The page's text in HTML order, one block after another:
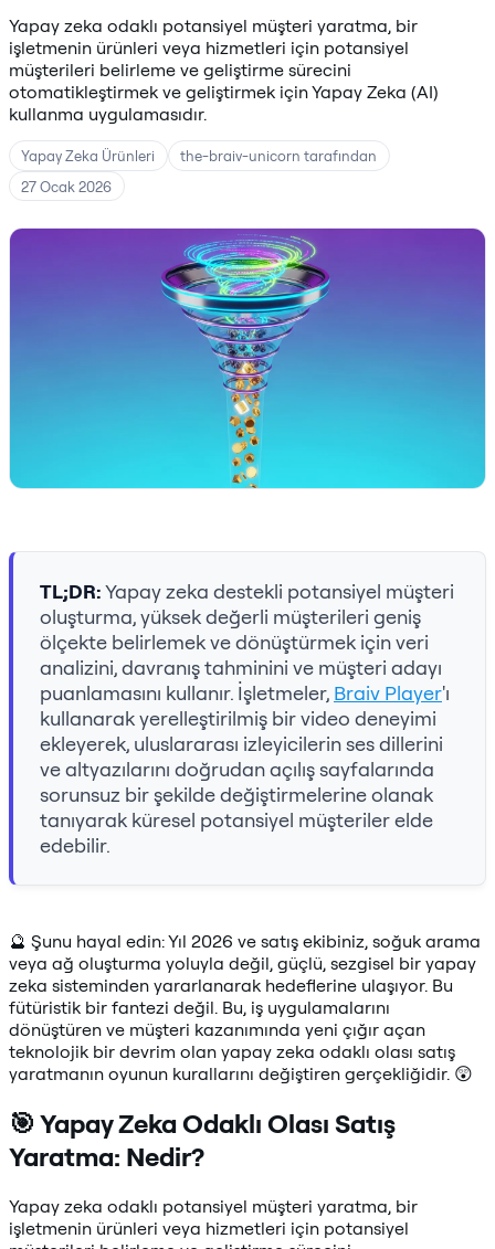
Yapay zeka odaklı potansiyel müşteri yaratma, bir
işletmenin ürünleri veya hizmetleri için potansiyel
müşterileri belirleme ve geliştirme sürecini
otomatikleştirmek ve geliştirmek için Yapay Zeka (AI)
kullanma uygulamasıdır.
Yapay Zeka Ürünleri
the-braiv-unicorn tarafından
27 Ocak 2026
TL;DR:Yapay zeka destekli potansiyel müşteri
oluşturma, yüksek değerli müşterileri geniş
ölçekte belirlemek ve dönüştürmek için veri
analizini, davranış tahminini ve müşteri adayı
puanlamasını kullanır. İşletmeler, Braiv Player'ı
kullanarak yerelleştirilmiş bir video deneyimi
ekleyerek, uluslararası izleyicilerin ses dillerini
ve altyazılarını doğrudan açılış sayfalarında
sorunsuz bir şekilde değiştirmelerine olanak
tanıyarak küresel potansiyel müşteriler elde
edebilir.
🔮 Şunu hayal edin: Yıl 2026 ve satış ekibiniz, soğuk arama
veya ağ oluşturma yoluyla değil, güçlü, sezgisel bir yapay
zeka sisteminden yararlanarak hedeflerine ulaşıyor. Bu
fütüristik bir fantezi değil. Bu, iş uygulamalarını
dönüştüren ve müşteri kazanımında yeni çığır açan
teknolojik bir devrim olan yapay zeka odaklı olası satış
yaratmanın oyunun kurallarını değiştiren gerçekliğidir. 😲
🎯 Yapay Zeka Odaklı Olası Satış
Yaratma: Nedir?
Yapay zeka odaklı potansiyel müşteri yaratma, bir
işletmenin ürünleri veya hizmetleri için potansiyel